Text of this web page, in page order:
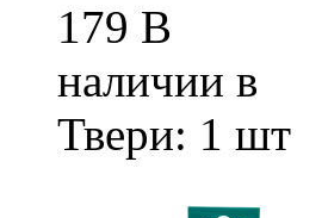
179 В
наличии в
Твери: 1 шт